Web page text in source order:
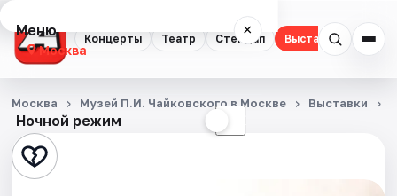
Концерты Театр Стендап Выставки
Меню ×
Москва
Концерты
Театр
Стендап
Ночной режим ☾
Москва Музей П.И. Чайковского в Москве Выставки